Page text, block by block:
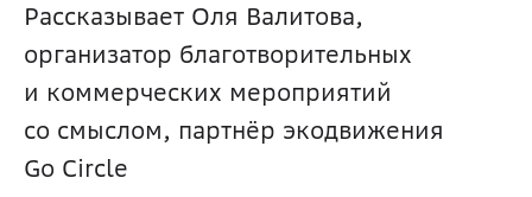
Рассказывает Оля Валитова,
организатор благотворительных
и коммерческих мероприятий
со смыслом, партнёр экодвижения
Go Circle